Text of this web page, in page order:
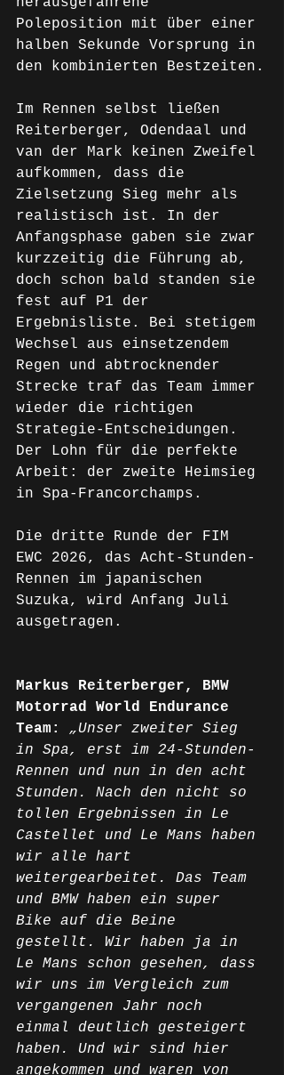
Poleposition mit über einer
halben Sekunde Vorsprung in
den kombinierten Bestzeiten.
Im Rennen selbst ließen
Reiterberger, Odendaal und
van der Mark keinen Zweifel
aufkommen, dass die
Zielsetzung Sieg mehr als
realistisch ist. In der
Anfangsphase gaben sie zwar
kurzzeitig die Führung ab,
doch schon bald standen sie
fest auf P1 der
Ergebnisliste. Bei stetigem
Wechsel aus einsetzendem
Regen und abtrocknender
Strecke traf das Team immer
wieder die richtigen
Strategie-Entscheidungen.
Der Lohn für die perfekte
Arbeit: der zweite Heimsieg
in Spa-Francorchamps.
Die dritte Runde der FIM
EWC 2026, das Acht-Stunden-
Rennen im japanischen
Suzuka, wird Anfang Juli
ausgetragen.
Markus Reiterberger, BMW
Motorrad World Endurance
Team: „Unser zweiter Sieg
in Spa, erst im 24-Stunden-
Rennen und nun in den acht
Stunden. Nach den nicht so
tollen Ergebnissen in Le
Castellet und Le Mans haben
wir alle hart
weitergearbeitet. Das Team
und BMW haben ein super
Bike auf die Beine
gestellt. Wir haben ja in
Le Mans schon gesehen, dass
wir uns im Vergleich zum
vergangenen Jahr noch
einmal deutlich gesteigert
haben. Und wir sind hier
angekommen und waren von